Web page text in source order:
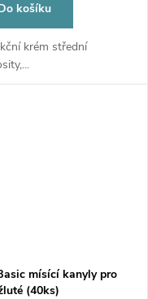
košíku
krém střední
mísící kanyly pro
(40ks)